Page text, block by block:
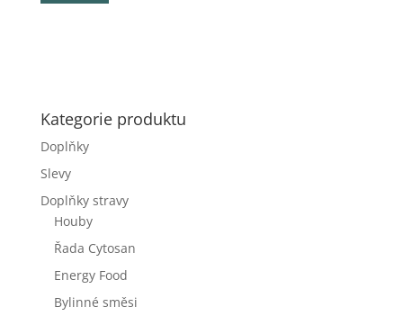
Kategorie produktu
Doplňky
Slevy
Doplňky stravy
Houby
Řada Cytosan
Energy Food
Bylinné směsi